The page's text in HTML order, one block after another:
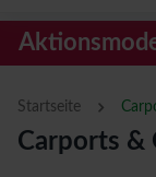
Startseite ›
Carports &